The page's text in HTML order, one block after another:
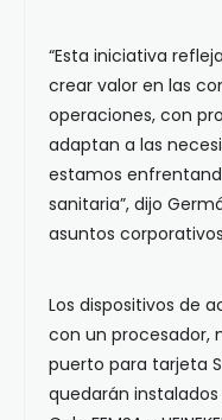
“Esta iniciativa
crear valor en las
operaciones, con
adaptan a las
estamos
sanitaria”, dijo
asuntos
Los dispositivos de
con un procesador,
puerto para tarjeta
quedarán